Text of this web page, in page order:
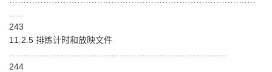
243
11.2.5 排练计时和放映文件
244